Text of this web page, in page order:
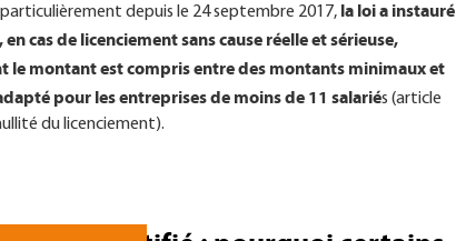
depuis le 24 septembre 2017, la loi a instauré
cas de licenciement sans cause réelle et sérieuse,
le montant est compris entre des montants minimaux et
pour les entreprises de moins de 11 salariés (article
du licenciement).